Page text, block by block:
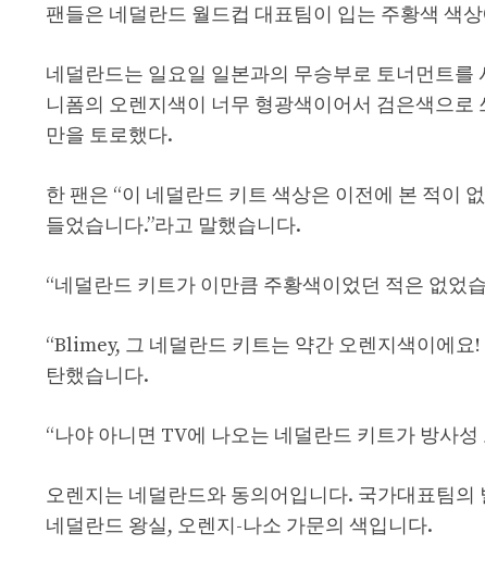
팬들은 네덜란드 월드컵 대표팀이 입는 주황색 색
네덜란드는 일요일 일본과의 무승부로 토너먼트
니폼의 오렌지색이 너무 형광색이어서 검은색으
만을 토로했다.
한 팬은 “이 네덜란드 키트 색상은 이전에 본 적이
들었습니다.”라고 말했습니다.
“네덜란드 키트가 이만큼 주황색이었던 적은 없었
“Blimey, 그 네덜란드 키트는 약간 오렌지색이에
탄했습니다.
“나야 아니면 TV에 나오는 네덜란드 키트가 방사
오렌지는 네덜란드와 동의어입니다. 국가대표팀
네덜란드 왕실, 오렌지-나소 가문의 색입니다.